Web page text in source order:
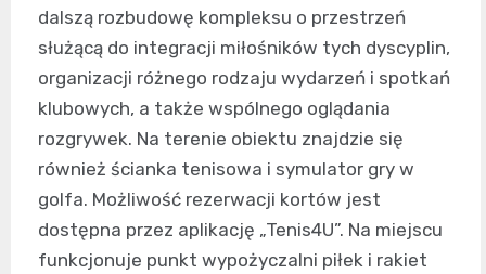
dalszą rozbudowę kompleksu o przestrzeń
służącą do integracji miłośników tych dyscyplin,
organizacji różnego rodzaju wydarzeń i spotkań
klubowych, a także wspólnego oglądania
rozgrywek. Na terenie obiektu znajdzie się
również ścianka tenisowa i symulator gry w
golfa. Możliwość rezerwacji kortów jest
dostępna przez aplikację „Tenis4U”. Na miejscu
funkcjonuje punkt wypożyczalni piłek i rakiet